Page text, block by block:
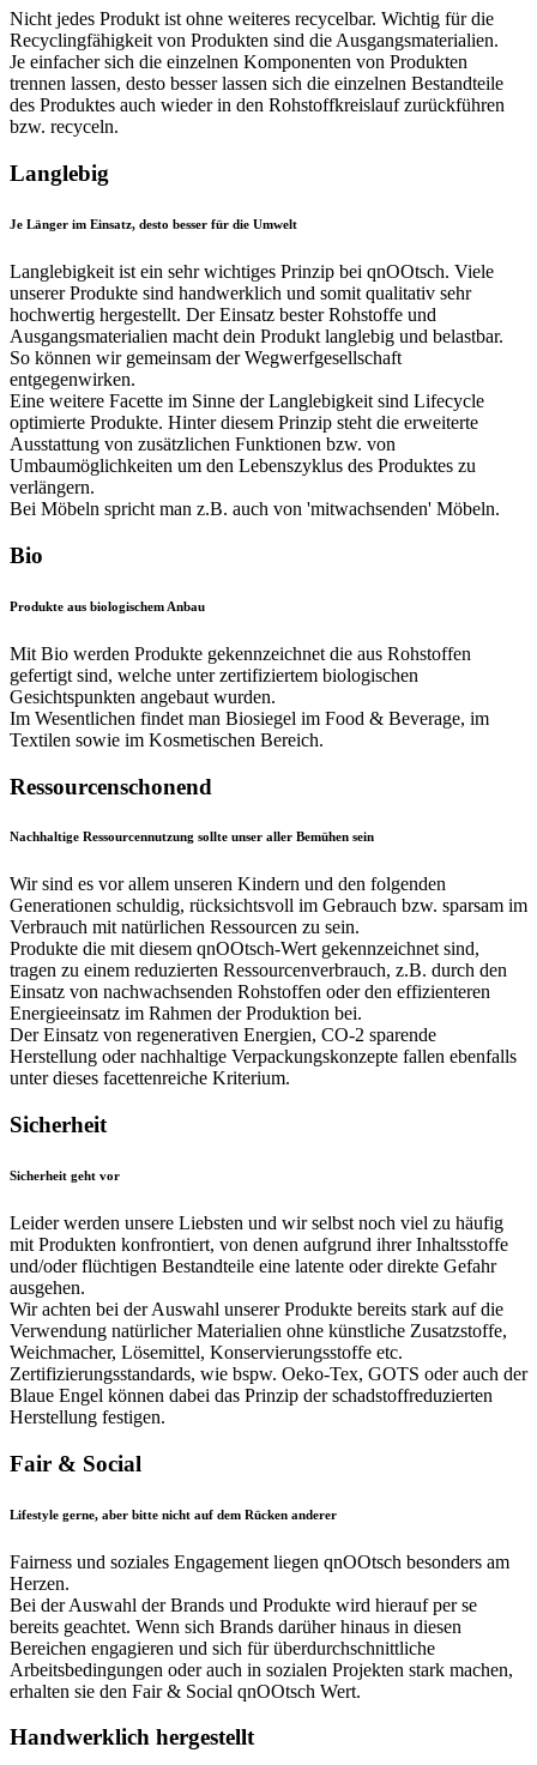
Nicht jedes Produkt ist ohne weiteres recycelbar. Wichtig für die
Recyclingfähigkeit von Produkten sind die Ausgangsmaterialien.
Je einfacher sich die einzelnen Komponenten von Produkten
trennen lassen, desto besser lassen sich die einzelnen Bestandteile
des Produktes auch wieder in den Rohstoffkreislauf zurückführen
bzw. recyceln.
Langlebig
Je Länger im Einsatz, desto besser für die Umwelt
Langlebigkeit ist ein sehr wichtiges Prinzip bei qnOOtsch. Viele
unserer Produkte sind handwerklich und somit qualitativ sehr
hochwertig hergestellt. Der Einsatz bester Rohstoffe und
Ausgangsmaterialien macht dein Produkt langlebig und belastbar.
So können wir gemeinsam der Wegwerfgesellschaft
entgegenwirken.
Eine weitere Facette im Sinne der Langlebigkeit sind Lifecycle
optimierte Produkte. Hinter diesem Prinzip steht die erweiterte
Ausstattung von zusätzlichen Funktionen bzw. von
Umbaumöglichkeiten um den Lebenszyklus des Produktes zu
verlängern.
Bei Möbeln spricht man z.B. auch von 'mitwachsenden' Möbeln.
Bio
Produkte aus biologischem Anbau
Mit Bio werden Produkte gekennzeichnet die aus Rohstoffen
gefertigt sind, welche unter zertifiziertem biologischen
Gesichtspunkten angebaut wurden.
Im Wesentlichen findet man Biosiegel im Food & Beverage, im
Textilen sowie im Kosmetischen Bereich.
Ressourcenschonend
Nachhaltige Ressourcennutzung sollte unser aller Bemühen sein
Wir sind es vor allem unseren Kindern und den folgenden
Generationen schuldig, rücksichtsvoll im Gebrauch bzw. sparsam im
Verbrauch mit natürlichen Ressourcen zu sein.
Produkte die mit diesem qnOOtsch-Wert gekennzeichnet sind,
tragen zu einem reduzierten Ressourcenverbrauch, z.B. durch den
Einsatz von nachwachsenden Rohstoffen oder den effizienteren
Energieeinsatz im Rahmen der Produktion bei.
Der Einsatz von regenerativen Energien, CO-2 sparende
Herstellung oder nachhaltige Verpackungskonzepte fallen ebenfalls
unter dieses facettenreiche Kriterium.
Sicherheit
Sicherheit geht vor
Leider werden unsere Liebsten und wir selbst noch viel zu häufig
mit Produkten konfrontiert, von denen aufgrund ihrer Inhaltsstoffe
und/oder flüchtigen Bestandteile eine latente oder direkte Gefahr
ausgehen.
Wir achten bei der Auswahl unserer Produkte bereits stark auf die
Verwendung natürlicher Materialien ohne künstliche Zusatzstoffe,
Weichmacher, Lösemittel, Konservierungsstoffe etc.
Zertifizierungsstandards, wie bspw. Oeko-Tex, GOTS oder auch der
Blaue Engel können dabei das Prinzip der schadstoffreduzierten
Herstellung festigen.
Fair & Social
Lifestyle gerne, aber bitte nicht auf dem Rücken anderer
Fairness und soziales Engagement liegen qnOOtsch besonders am
Herzen.
Bei der Auswahl der Brands und Produkte wird hierauf per se
bereits geachtet. Wenn sich Brands darüher hinaus in diesen
Bereichen engagieren und sich für überdurchschnittliche
Arbeitsbedingungen oder auch in sozialen Projekten stark machen,
erhalten sie den Fair & Social qnOOtsch Wert.
Handwerklich hergestellt